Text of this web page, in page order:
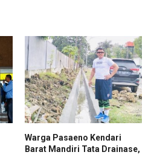
Warga Pasaeno Kendari
Barat Mandiri Tata Drainase,